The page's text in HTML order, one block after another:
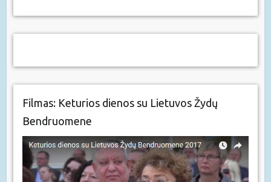
Filmas: Keturios dienos su Lietuvos Žydų
Bendruomene